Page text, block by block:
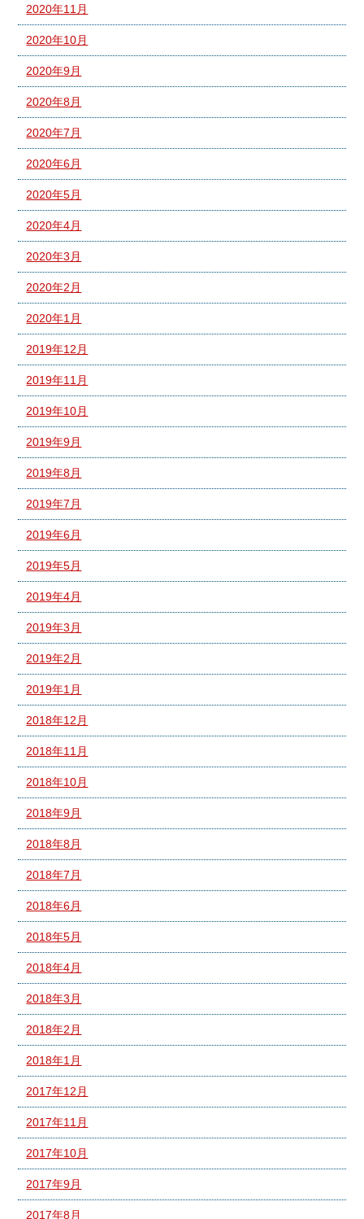
2020年11月
2020年10月
2020年9月
2020年8月
2020年7月
2020年6月
2020年5月
2020年4月
2020年3月
2020年2月
2020年1月
2019年12月
2019年11月
2019年10月
2019年9月
2019年8月
2019年7月
2019年6月
2019年5月
2019年4月
2019年3月
2019年2月
2019年1月
2018年12月
2018年11月
2018年10月
2018年9月
2018年8月
2018年7月
2018年6月
2018年5月
2018年4月
2018年3月
2018年2月
2018年1月
2017年12月
2017年11月
2017年10月
2017年9月
2017年8月